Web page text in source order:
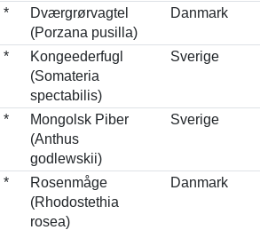
*
Dværgrørvagtel
(Porzana pusilla)
Danmark
*
Kongeederfugl
(Somateria
spectabilis)
Sverige
*
Mongolsk Piber
(Anthus
godlewskii)
Sverige
*
Rosenmåge
(Rhodostethia
rosea)
Danmark